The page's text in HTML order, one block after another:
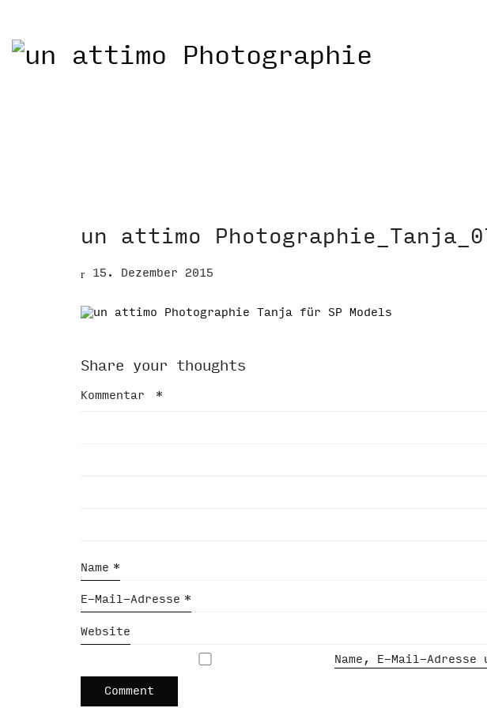
un attimo
15. Dezember 2015
Share your thoughts
Kommentar *
Name *
E-Mail-Adresse *
Website
Name, E-Mail-